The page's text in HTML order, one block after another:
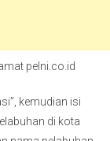
pelni.co.id
kemudian isi
di kota